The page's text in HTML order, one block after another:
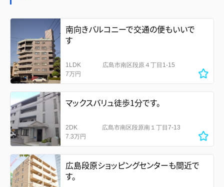
南向きバルコニーで交通の便もいいで
す
1LDK
7万円
広島市南区段原４丁目1-15
マックスバリュ徒歩1分です。
2DK
7.3万円
広島市南区段原南１丁目7-13
広島段原ショッピングセンターも間近で
す。